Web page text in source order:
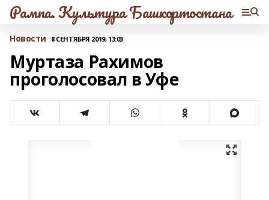
Рампа. Культура Башкортостана
Новости 8 СЕНТЯБРЯ 2019, 13:03
Муртаза Рахимов
проголосовал в Уфе